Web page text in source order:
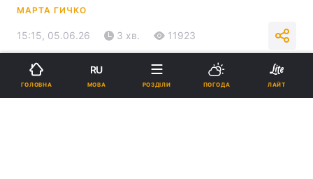
МАРТА ГИЧКО
15:15, 05.06.26 3 хв. 11923
Підпишіться на нас в Google
ГОЛОВНА
RU
МОВА РОЗДІЛИ ПОГОДА ЛАЙТ